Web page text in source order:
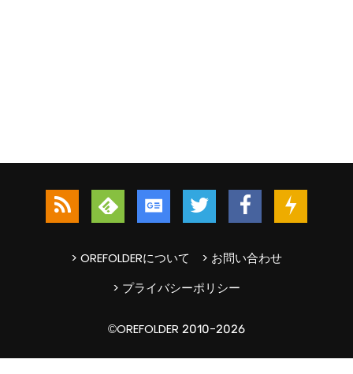
> OREFOLDERについて
> お問い合わせ
> プライバシーポリシー
©OREFOLDER 2010-2026